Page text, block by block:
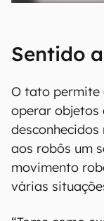
Sentido
O tato permite
operar objetos
aos robôs um
movimento
várias